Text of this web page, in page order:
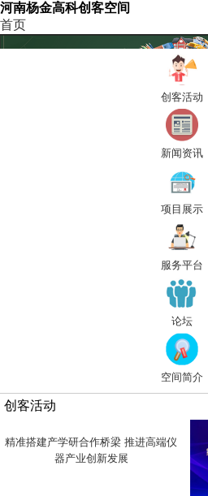
河南杨金高科创客空间
首页
创客活动
新闻资讯
项目展示
服务平台
论坛
空间简介
创客活动
精准搭建产学研合作桥梁 推进高端仪
器产业创新发展